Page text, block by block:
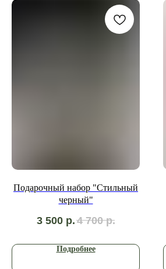
Подарочный набор "Стильный
черный"
3 500 р.4 700 р.
Подробнее